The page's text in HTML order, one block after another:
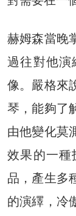
赫姆森當晚
過往對他演
像。嚴格來
琴，能夠了
由他變化莫
效果的一種
品，產生多
的演繹，冷